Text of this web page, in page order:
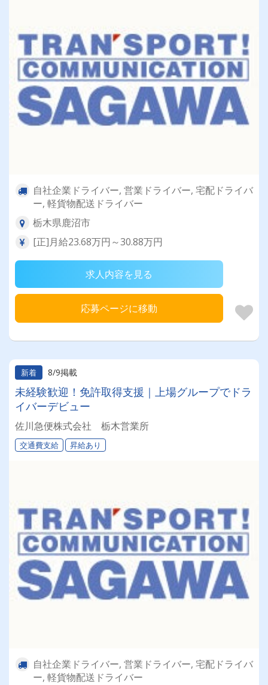
自社企業ドライバー, 営業ドライバー, 宅配ドライバ
ー, 軽貨物配送ドライバー
栃木県鹿沼市
[正]月給23.68万円～30.88万円
求人内容を見る
応募ページに移動
新着 8/9掲載
未経験歓迎！免許取得支援｜上場グループでドラ
イバーデビュー
佐川急便株式会社 栃木営業所
交通費支給 昇給あり
自社企業ドライバー, 営業ドライバー, 宅配ドライバ
ー, 軽貨物配送ドライバー